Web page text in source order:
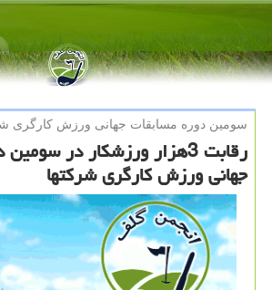
سومین دوره مسابقات جهانی ورزش كارگری
رقابت 3هزار ورزشکار در
جهانی ورزش کارگری شرکتها